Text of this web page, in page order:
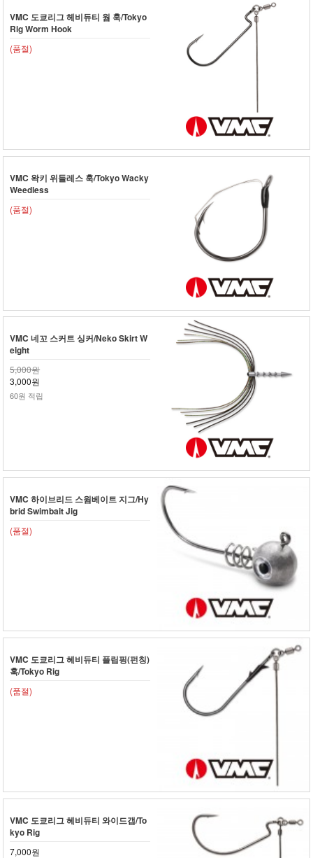
VMC 도쿄리그 헤비듀티 웜 훅/Tokyo
Rig Worm Hook
(품절)
VMC 왁키 위들레스 훅/Tokyo Wacky
Weedless
(품절)
VMC 네꼬 스커트 싱커/Neko Skirt W
eight
5,000원
3,000원
60원 적립
VMC 하이브리드 스윔베이트 지그/Hy
brid Swimbait Jig
(품절)
VMC 도쿄리그 헤비듀티 플립핑(펀칭)
훅/Tokyo Rig
(품절)
VMC 도쿄리그 헤비듀티 와이드갭/To
kyo Rig
7,000원